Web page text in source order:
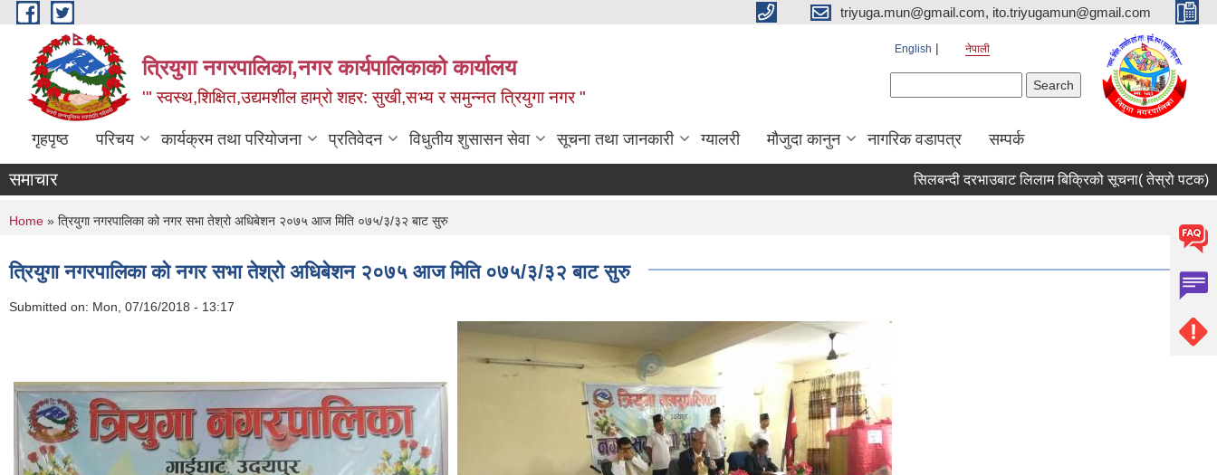
Skip to main content triyuga.mun@gmail.com, ito.triyugamun@gmail.com
त्रियुगा नगरपालिका,नगर कार्यपालिकाको कार्यालय
'" स्वस्थ,शिक्षित,उद्यमशील हाम्रो शहर: सुखी,सभ्य र समुन्नत त्रियुगा नगर "
English नेपाली
गृहपृष्ठ परिचय कार्यक्रम तथा परियोजना प्रतिवेदन विधुतीय शुसासन सेवा सूचना तथा जानकारी ग्यालरी मौजुदा कानुन नागरिक वडापत्र सम्पर्क
समाचार सिलबन्दी दरभाउबाट लिलाम बिक्रिको सूचना( तेस्रो पटक) ।
You are here
Home » त्रियुगा नगरपालिका को नगर सभा तेश्रो अधिबेशन २०७५ आज मिति ०७५/३/३२ बाट सुरु
त्रियुगा नगरपालिका को नगर सभा तेश्रो अधिबेशन २०७५ आज मिति ०७५/३/३२ बाट सुरु
Submitted on: Mon, 07/16/2018 - 13:17